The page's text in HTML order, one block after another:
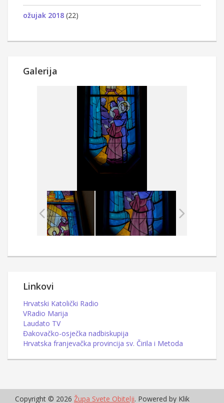
ožujak 2018 (22)
Galerija
Linkovi
Hrvatski Katolički Radio
VRadio Marija
Laudato TV
Đakovačko-osječka nadbiskupija
Hrvatska franjevačka provincija sv. Čirila i Metoda
Copyright © 2026 Župa Svete Obitelji. Powered by Klik